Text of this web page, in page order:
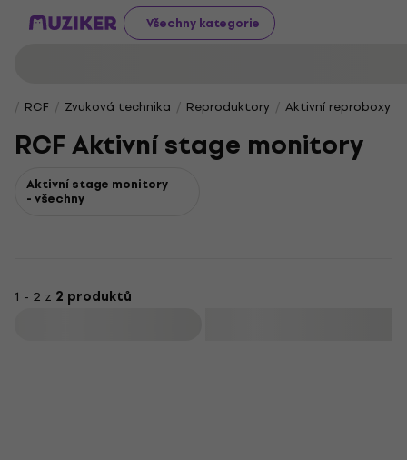
Všechny kategorie
RCF Zvuková technika Reproduktory Aktivní reproboxy
RCF Aktivní stage monitory
Aktivní stage monitory
- všechny
1 - 2 z 2 produktů